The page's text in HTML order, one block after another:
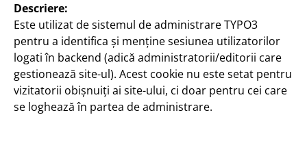
Descriere:
Este utilizat de sistemul de administrare TYPO3
pentru a identifica și menține sesiunea utilizatorilor
logati în backend (adică administratorii/editorii care
gestionează site-ul). Acest cookie nu este setat pentru
vizitatorii obișnuiți ai site-ului, ci doar pentru cei care
se loghează în partea de administrare.